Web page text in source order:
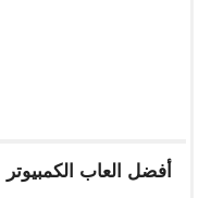
أفضل العاب الكمبيوتر